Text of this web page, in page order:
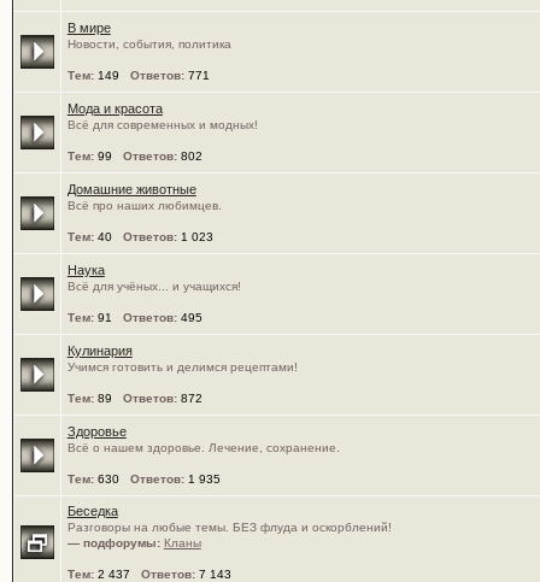
В мире
Новости, события, политика
Тем: 149 Ответов: 771
Мода и красота
Всё для современных и модных!
Тем: 99 Ответов: 802
Домашние животные
Всё про наших любимцев.
Тем: 40 Ответов: 1 023
Наука
Всё для учёных... и учащихся!
Тем: 91 Ответов: 495
Кулинария
Учимся готовить и делимся рецептами!
Тем: 89 Ответов: 872
Здоровье
Всё о нашем здоровье. Лечение, сохранение.
Тем: 630 Ответов: 1 935
Беседка
Разговоры на любые темы. БЕЗ флуда и оскорблений!
— подфорумы: Кланы
Тем: 2 437 Ответов: 7 143